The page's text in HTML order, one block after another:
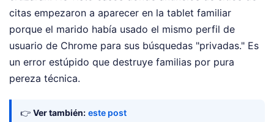
citas empezaron a aparecer en la tablet familiar
porque el marido había usado el mismo perfil de
usuario de Chrome para sus búsquedas "privadas." Es
un error estúpido que destruye familias por pura
pereza técnica.
👉 Ver también: este post